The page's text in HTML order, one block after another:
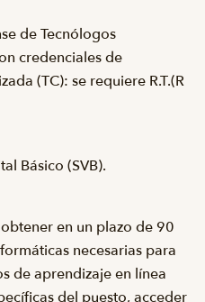
de Tecnólogos
credenciales de
(TC): se requiere R.T.(R
Básico (SVB).
en un plazo de 90
necesarias para
de aprendizaje en línea
del puesto, acceder